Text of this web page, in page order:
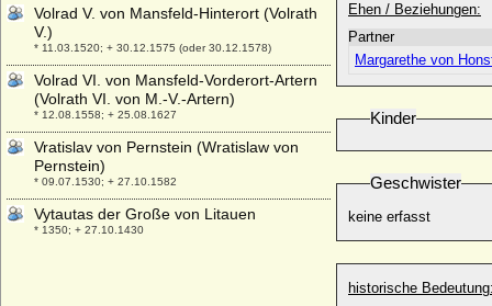
Ehen / Beziehungen:
Partner
Margarethe von
Kinder
Geschwister
keine erfasst
historische
Volrad V. von Mansfeld-Hinterort (Volrath
V.)
* 11.03.1520; + 30.12.1575 (oder 30.12.1578)
Volrad VI. von Mansfeld-Vorderort-Artern
(Volrath VI. von M.-V.-Artern)
* 12.08.1558; + 25.08.1627
Vratislav von Pernstein (Wratislaw von
Pernstein)
* 09.07.1530; + 27.10.1582
Vytautas der Große von Litauen
* 1350; + 27.10.1430